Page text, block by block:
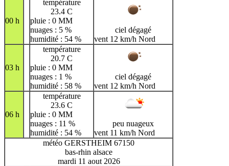
00 h
température
23.4 C
pluie : 0 MM
nuages : 5 %
humidité : 54 %
ciel dégagé
vent 12 km/h Nord
03 h
température
20.7 C
pluie : 0 MM
nuages : 1 %
humidité : 58 %
ciel dégagé
vent 12 km/h Nord
06 h
température
23.6 C
pluie : 0 MM
nuages : 11 %
humidité : 54 %
peu nuageux
vent 11 km/h Nord
météo GERSTHEIM 67150
bas-rhin alsace
mardi 11 aout 2026